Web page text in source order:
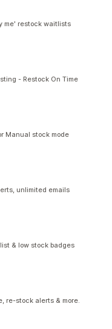
me' restock waitlists
- Restock On Time
Manual stock mode
unlimited emails
& low stock badges
re-stock alerts & more.